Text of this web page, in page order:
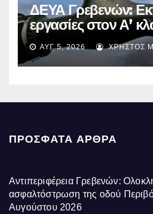
ΔΕΥΑ Γρεβενών:
εργασίες στον Α’
ύδρευσης – Ποιες
επηρεάζονται την
ΑΥΓ 5, 2026 ΧΡΉΣΤΟΣ
ΠΡΌΣΦΑΤΑ ΆΡΘΡΑ
Αντιπεριφέρεια Γρεβενών:
ασφαλτόστρωση της οδού
Αυγούστου 2026